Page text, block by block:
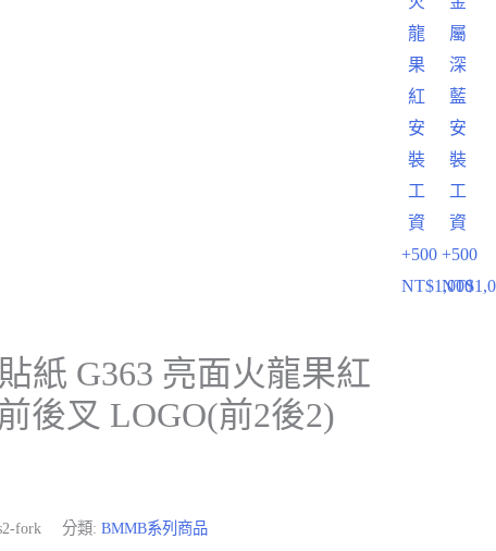
龍
果
紅
安
裝
工
資
+500
NT$1,000
屬
深
藍
安
裝
工
資
+500
NT$
紙 G363 亮面火龍果紅
後叉 LOGO(前2後2)
fork 分類:BMMB系列商品